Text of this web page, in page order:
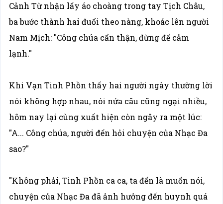
Cảnh Từ nhận lấy áo choàng trong tay Tịch Châu,
ba bước thành hai đuổi theo nàng, khoác lên người
Nam Mịch: "Công chúa cẩn thận, đừng để cảm
lạnh."
Khi Vạn Tinh Phồn thấy hai người ngày thường lời
nói không hợp nhau, nói nửa câu cũng ngại nhiều,
hôm nay lại cùng xuất hiện còn ngây ra một lúc:
"A... Công chúa, người đến hỏi chuyện của Nhạc Đa
sao?"
"Không phải, Tinh Phồn ca ca, ta đến là muốn nói,
chuyện của Nhạc Đa đã ảnh hưởng đến huynh quá